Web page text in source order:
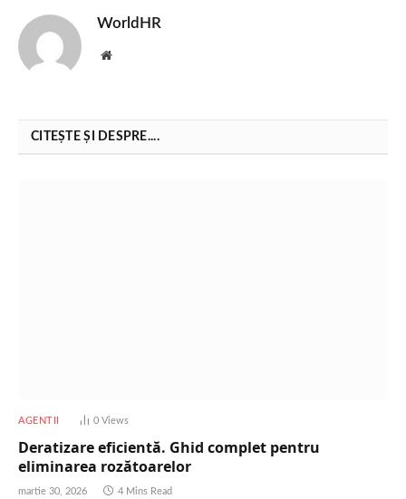
WorldHR
Website
CITEȘTE ȘI DESPRE....
AGENTII 0 Views
Deratizare eficientă. Ghid complet pentru
eliminarea rozătoarelor
martie 30, 2026 4 Mins Read